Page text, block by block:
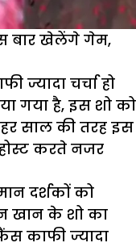
बार खेलेंगे गेम,
ज्यादा चर्चा हो
गया है, इस शो को
साल की तरह इस
करते नजर
दर्शकों को
खान के शो का
काफी ज्यादा